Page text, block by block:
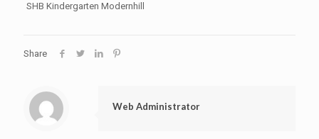
SHB Kindergarten Modernhill
Share
Web Administrator